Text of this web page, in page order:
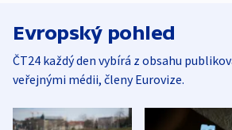
Evropský pohled
ČT24 každý den vybírá z obsahu
veřejnými médii, členy Eurovize.